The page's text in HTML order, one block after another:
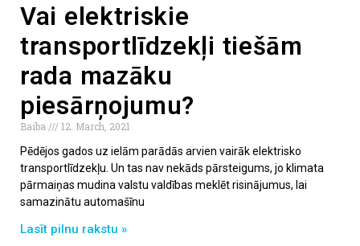
Vai elektriskie
transportlīdzekļi tiešām
rada mazāku
piesārņojumu?
Baiba
12. March, 2021
Pēdējos gados uz ielām parādās arvien vairāk elektrisko
transportlīdzekļu. Un tas nav nekāds pārsteigums, jo klimata
pārmaiņas mudina valstu valdības meklēt risinājumus, lai
samazinātu automašīnu
Lasīt pilnu rakstu »